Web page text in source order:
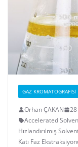
GAZ KROMATOGRAFISI
Orhan ÇAKAN
Accelerated
Hızlandırılmış
Katı Faz